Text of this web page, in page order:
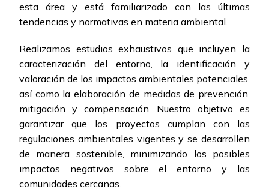
esta área y está familiarizado con las últimas
tendencias y normativas en materia ambiental.
Realizamos estudios exhaustivos que incluyen la
caracterización del entorno, la identificación y
valoración de los impactos ambientales potenciales,
así como la elaboración de medidas de prevención,
mitigación y compensación. Nuestro objetivo es
garantizar que los proyectos cumplan con las
regulaciones ambientales vigentes y se desarrollen
de manera sostenible, minimizando los posibles
impactos negativos sobre el entorno y las
comunidades cercanas.